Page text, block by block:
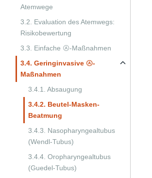
Atemwege
3.2. Evaluation des Atemwegs:
Risikobewertung
3.3. Einfache Ⓐ-Maßnahmen
3.4. Geringinvasive Ⓐ-
Maßnahmen
3.4.1. Absaugung
3.4.2. Beutel-Masken-
Beatmung
3.4.3. Nasopharyngealtubus
(Wendl-Tubus)
3.4.4. Oropharyngealtubus
(Guedel-Tubus)